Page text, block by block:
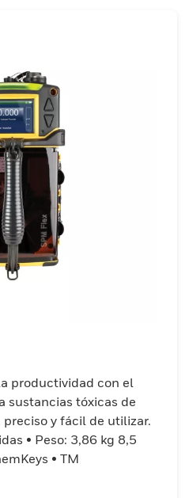
productividad con el
sustancias tóxicas de
y fácil de utilizar.
• Peso: 3,86 kg 8,5
• TM